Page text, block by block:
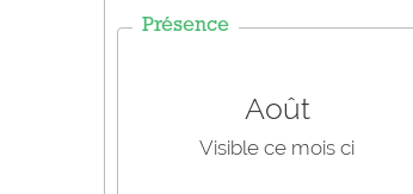
Présence
Août
Visible ce mois ci